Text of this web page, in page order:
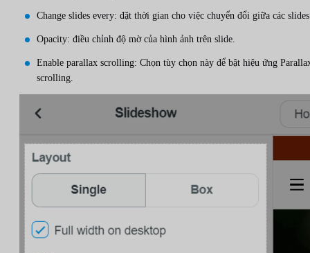
Change slides every: đặt thời gian cho việc chuyển đổi giữa các
Opacity: điều chỉnh độ mờ của hình ảnh trên slide.
Enable parallax scrolling: Chọn tùy chọn này để bật hiệu ứng
scrolling.